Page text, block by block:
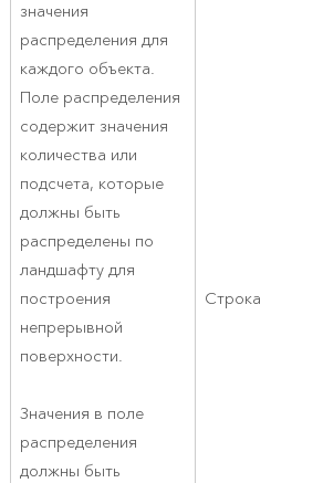
значения
распределения для
каждого объекта.
Поле распределения
содержит значения
количества или
подсчета, которые
должны быть
распределены по
ландшафту для
построения
непрерывной
поверхности.
Значения в поле
распределения
должны быть
Строка